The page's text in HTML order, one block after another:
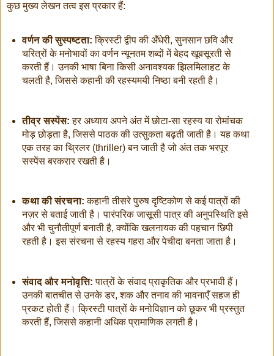
कुछ मुख्य लेखन तत्व इस प्रकार हैं:
वर्णन की सुस्पष्टता: क्रिस्टी द्वीप की अँधेरी, सुनसान छवि और
चरित्रों के मनोभावों का वर्णन न्यूनतम शब्दों में बेहद खूबसूरती से
करती हैं। उनकी भाषा बिना किसी अनावश्यक झिलमिलाहट के
चलती है, जिससे कहानी की रहस्यमयी निष्ठा बनी रहती है।
तीव्र सस्पेंस: हर अध्याय अपने अंत में छोटा-सा रहस्य या रोमांचक
मोड़ छोड़ता है, जिससे पाठक की उत्सुकता बढ़ती जाती है। यह कथा
एक तरह का थ्रिलर (thriller) बन जाती है जो अंत तक भरपूर
सस्पेंस बरकरार रखती है।
कथा की संरचना: कहानी तीसरे पुरुष दृष्टिकोण से कई पात्रों की
नज़र से बताई जाती है। पारंपरिक जासूसी पात्र की अनुपस्थिति इसे
और भी चुनौतीपूर्ण बनाती है, क्योंकि खलनायक की पहचान छिपी
रहती है। इस संरचना से रहस्य गहरा और पेचीदा बनता जाता है।
संवाद और मनोवृत्ति: पात्रों के संवाद प्राकृतिक और प्रभावी हैं।
उनकी बातचीत से उनके डर, शक और तनाव की भावनाएँ सहज ही
प्रकट होती हैं। क्रिस्टी पात्रों के मनोविज्ञान को छूकर भी प्रस्तुत
करती हैं, जिससे कहानी अधिक प्रामाणिक लगती है।